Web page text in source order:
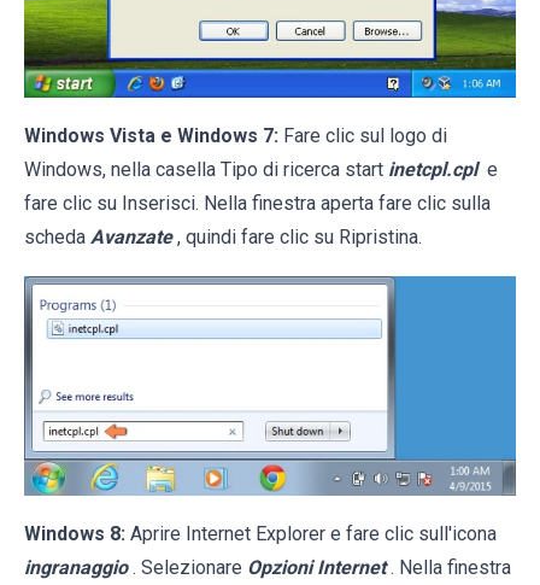
Windows Vista e Windows 7: Fare clic sul logo di
Windows, nella casella Tipo di ricerca start inetcpl.cpl e
fare clic su Inserisci. Nella finestra aperta fare clic sulla
scheda Avanzate , quindi fare clic su Ripristina.
Windows 8: Aprire Internet Explorer e fare clic sull'icona
ingranaggio . Selezionare Opzioni Internet . Nella finestra